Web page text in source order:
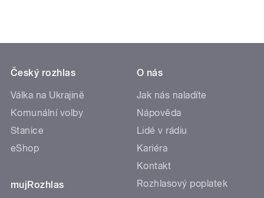
Český rozhlas
Válka na Ukrajině
Komunální volby
Stanice
eShop
mujRozhlas
O nás
Jak nás naladíte
Nápověda
Lidé v rádiu
Kariéra
Kontakt
Rozhlasový poplatek